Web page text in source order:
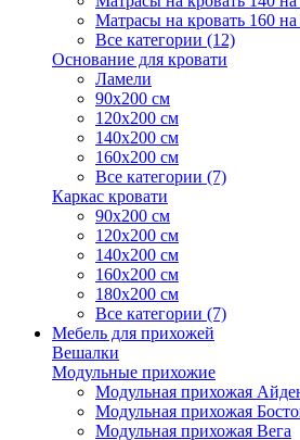
Матрасы на кровать 160
Все категории (12)
Основание для кровати
Ламели
90х200 см
120х200 см
140х200 см
160х200 см
Все категории (7)
Каркас кровати
90х200 см
120х200 см
140х200 см
160х200 см
180х200 см
Все категории (7)
Мебель для прихожей
Вешалки
Модульные прихожие
Модульная прихожая
Модульная прихожая
Модульная прихожая Вега